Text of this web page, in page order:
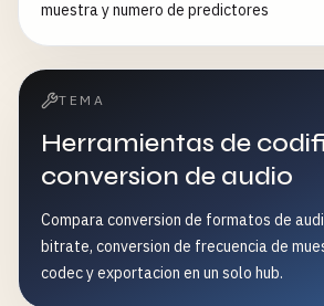
muestra y numero de predictores
TEMA
Herramientas de
conversion de audio
Compara conversion de formatos de
bitrate, conversion de frecuencia de
codec y exportacion en un solo hub.